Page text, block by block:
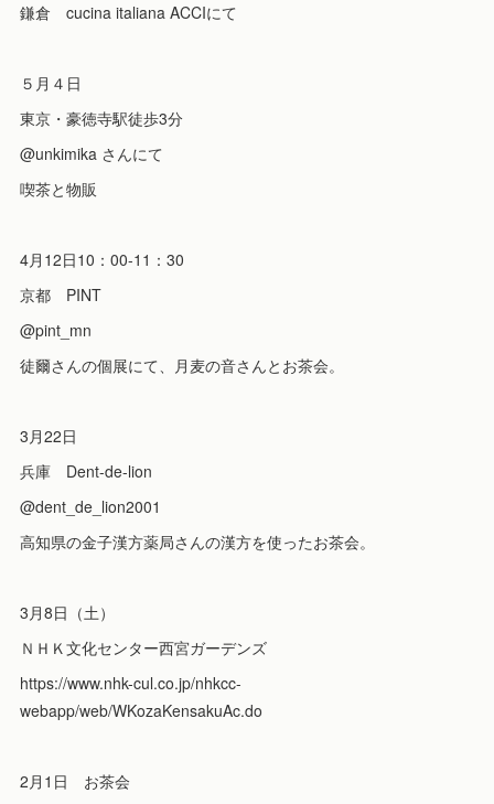
鎌倉 cucina italiana ACCIにて
５月４日
東京・豪徳寺駅徒歩3分
@unkimika さんにて
喫茶と物販
4月12日10：00-11：30
京都 PINT
@pint_mn
徒爾さんの個展にて、月麦の音さんとお茶会。
3月22日
兵庫 Dent-de-lion
@dent_de_lion2001
高知県の金子漢方薬局さんの漢方を使ったお茶会。
3月8日（土）
ＮＨＫ文化センター西宮ガーデンズ
https://www.nhk-cul.co.jp/nhkcc-
webapp/web/WKozaKensakuAc.do
2月1日 お茶会